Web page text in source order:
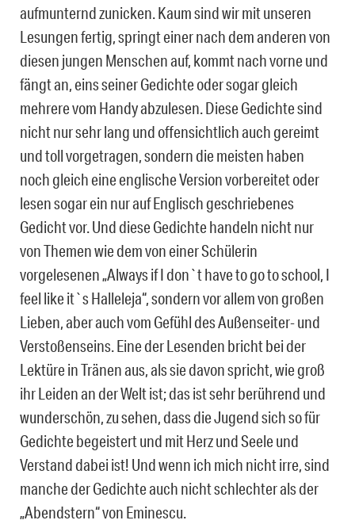
aufmunternd zunicken. Kaum sind wir mit unseren
Lesungen fertig, springt einer nach dem anderen von
diesen jungen Menschen auf, kommt nach vorne und
fängt an, eins seiner Gedichte oder sogar gleich
mehrere vom Handy abzulesen. Diese Gedichte sind
nicht nur sehr lang und offensichtlich auch gereimt
und toll vorgetragen, sondern die meisten haben
noch gleich eine englische Version vorbereitet oder
lesen sogar ein nur auf Englisch geschriebenes
Gedicht vor. Und diese Gedichte handeln nicht nur
von Themen wie dem von einer Schülerin
vorgelesenen „Always if I don`t have to go to school, I
feel like it`s Halleleja“, sondern vor allem von großen
Lieben, aber auch vom Gefühl des Außenseiter- und
Verstoßenseins. Eine der Lesenden bricht bei der
Lektüre in Tränen aus, als sie davon spricht, wie groß
ihr Leiden an der Welt ist; das ist sehr berührend und
wunderschön, zu sehen, dass die Jugend sich so für
Gedichte begeistert und mit Herz und Seele und
Verstand dabei ist! Und wenn ich mich nicht irre, sind
manche der Gedichte auch nicht schlechter als der
„Abendstern“ von Eminescu.